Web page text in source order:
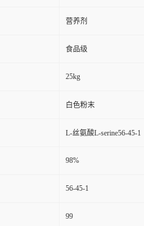
营养剂
食品级
25kg
白色粉末
L-丝氨酸L-serine56-45-1
98%
56-45-1
99